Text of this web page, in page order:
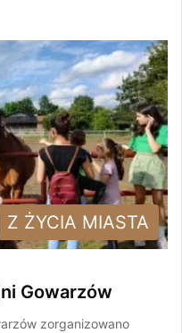
Z ŻYCIA MIASTA
Gowarzów
zorganizowano